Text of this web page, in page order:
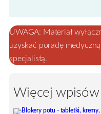
UWAGA: Materiał
uzyskać poradę
specjalistą.
Więcej wpisów